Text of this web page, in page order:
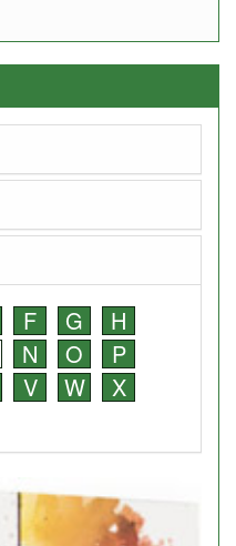
F G
H
N O
P
V W
X